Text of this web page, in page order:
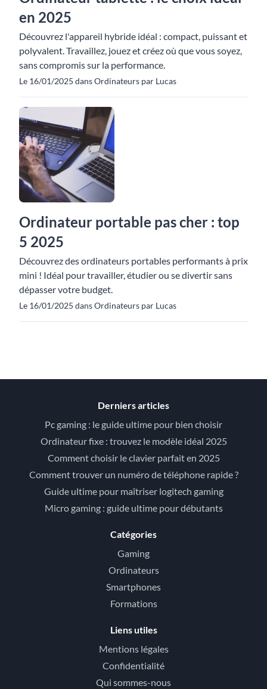
en 2025
Découvrez l'appareil hybride idéal : compact, puissant et
polyvalent. Travaillez, jouez et créez où que vous soyez,
sans compromis sur la performance.
Le 16/01/2025 dans Ordinateurs par Lucas
Ordinateur portable pas cher : top
5 2025
Découvrez des ordinateurs portables performants à prix
mini ! Idéal pour travailler, étudier ou se divertir sans
dépasser votre budget.
Le 16/01/2025 dans Ordinateurs par Lucas
Derniers articles
Pc gaming : le guide ultime pour bien choisir
Ordinateur fixe : trouvez le modèle idéal 2025
Comment choisir le clavier parfait en 2025
Comment trouver un numéro de téléphone rapide ?
Guide ultime pour maîtriser logitech gaming
Micro gaming : guide ultime pour débutants
Catégories
Gaming
Ordinateurs
Smartphones
Formations
Liens utiles
Mentions légales
Confidentialité
Qui sommes-nous